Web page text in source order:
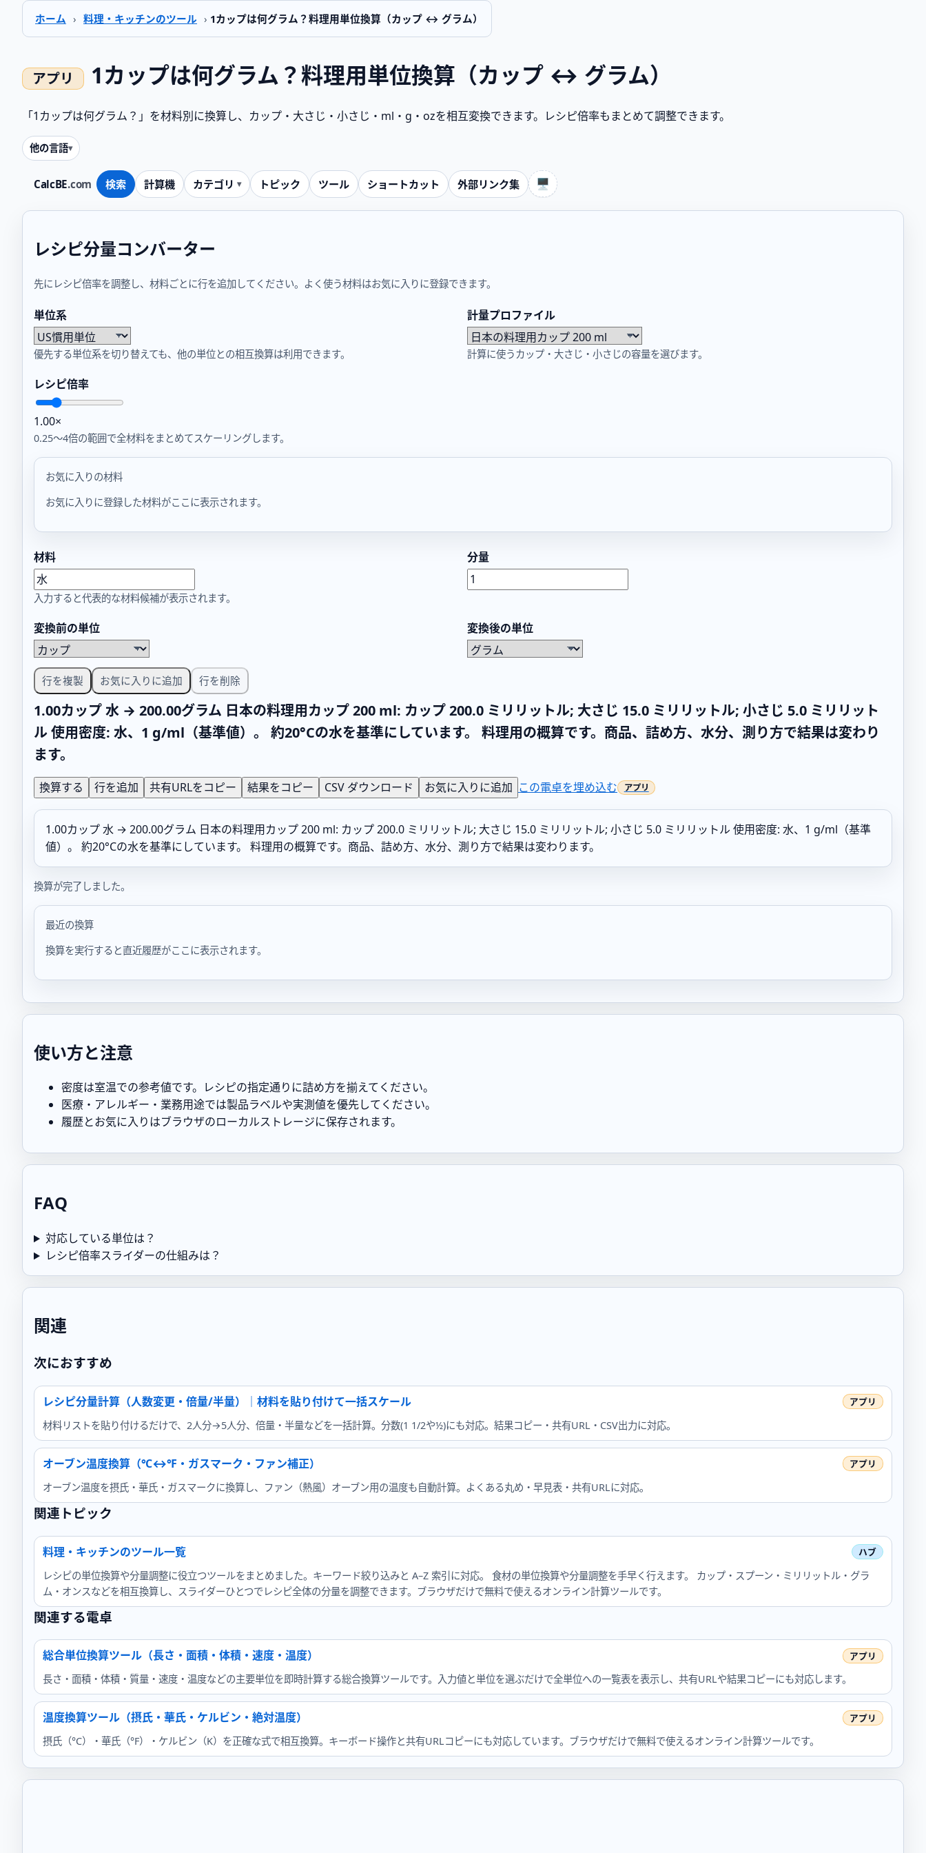
ホーム › 料理・キッチンのツール › 1カップは何グラム？料理用単位換算（カップ ↔ グラム）
CalcBE.com 検索 計算機 カテゴリ トピック ツール ショートカット 外部リンク集 🖥️
1カップは何グラム？料理用単位換算（カップ ↔ グラム）
「1カップは何グラム？」を材料別に換算し、カップ・大さじ・小さじ・ml・g・ozを相互変換できます。レシピ倍率もまとめて調整できます。
他の言語
レシピ分量コンバーター
先にレシピ倍率を調整し、材料ごとに行を追加してください。よく使う材料はお気に入りに登録できます。
単位系
優先する単位系を切り替えても、他の単位との相互換算は利用できます。
計量プロファイル
計算に使うカップ・大さじ・小さじの容量を選びます。
レシピ倍率
1.00×
0.25〜4倍の範囲で全材料をまとめてスケーリングします。
お気に入りの材料
お気に入りに登録した材料がここに表示されます。
材料
入力すると代表的な材料候補が表示されます。
分量
変換前の単位 変換後の単位
行を複製 お気に入りに追加 行を削除
1.00カップ 水 → 200.00グラム 日本の料理用カップ 200 ml: カップ 200.0 ミリリットル; 大さじ 15.0 ミリリットル; 小さじ 5.0 ミリリット
ル 使用密度: 水、1 g/ml（基準値）。 約20°Cの水を基準にしています。 料理用の概算です。商品、詰め方、水分、測り方で結果は変わり
ます。
換算する 行を追加 共有URLをコピー 結果をコピー CSV ダウンロード お気に入りに追加 この電卓を埋め込む
1.00カップ 水 → 200.00グラム 日本の料理用カップ 200 ml: カップ 200.0 ミリリットル; 大さじ 15.0 ミリリットル; 小さじ 5.0 ミリリットル 使用密度: 水、1 g/ml（基準
値）。 約20°Cの水を基準にしています。 料理用の概算です。商品、詰め方、水分、測り方で結果は変わります。
換算が完了しました。
最近の換算
換算を実行すると直近履歴がここに表示されます。
使い方と注意
密度は室温での参考値です。レシピの指定通りに詰め方を揃えてください。
医療・アレルギー・業務用途では製品ラベルや実測値を優先してください。
履歴とお気に入りはブラウザのローカルストレージに保存されます。
FAQ
対応している単位は？
レシピ倍率スライダーの仕組みは？
関連
次におすすめ
レシピ分量計算（人数変更・倍量/半量）｜材料を貼り付けて一括スケール
材料リストを貼り付けるだけで、2人分→5人分、倍量・半量などを一括計算。分数(1 1/2や½)にも対応。結果コピー・共有URL・CSV出力に対応。
オーブン温度換算（℃↔℉・ガスマーク・ファン補正）
オーブン温度を摂氏・華氏・ガスマークに換算し、ファン（熱風）オーブン用の温度も自動計算。よくある丸め・早見表・共有URLに対応。
関連トピック
料理・キッチンのツール一覧
レシピの単位換算や分量調整に役立つツールをまとめました。キーワード絞り込みと A–Z 索引に対応。 食材の単位換算や分量調整を手早く行えます。 カップ・スプーン・ミリリットル・グラ
ム・オンスなどを相互換算し、スライダーひとつでレシピ全体の分量を調整できます。ブラウザだけで無料で使えるオンライン計算ツールです。
関連する電卓
総合単位換算ツール（長さ・面積・体積・速度・温度）
長さ・面積・体積・質量・速度・温度などの主要単位を即時計算する総合換算ツールです。入力値と単位を選ぶだけで全単位への一覧表を表示し、共有URLや結果コピーにも対応します。
温度換算ツール（摂氏・華氏・ケルビン・絶対温度）
摂氏（°C）・華氏（°F）・ケルビン（K）を正確な式で相互換算。キーボード操作と共有URLコピーにも対応しています。ブラウザだけで無料で使えるオンライン計算ツールです。